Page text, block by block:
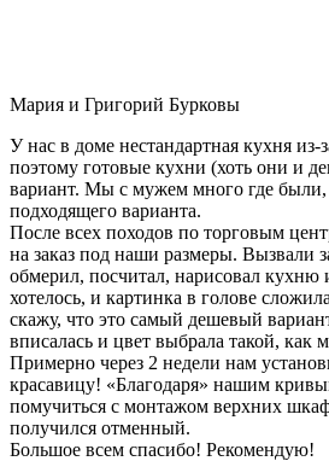
Мария и Григорий Бурковы
У нас в доме нестандартная кухня из-
поэтому готовые кухни (хоть они и
вариант. Мы с мужем много где
подходящего варианта.
После всех походов по торговым
на заказ под наши размеры. Вызвали
обмерил, посчитал, нарисовал кухню
хотелось, и картинка в голове
скажу, что это самый дешевый
вписалась и цвет выбрала такой, как
Примерно через 2 недели нам
красавицу! «Благодаря» нашим
помучиться с монтажом верхних
получился отменный.
Большое всем спасибо! Рекомендую!